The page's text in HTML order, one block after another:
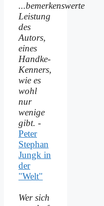
...bemerkenswerte
Leistung
des
Autors,
eines
Handke-
Kenners,
wie es
wohl
nur
wenige
gibt. -
Peter
Stephan
Jungk in
der
"Welt"
Wer sich